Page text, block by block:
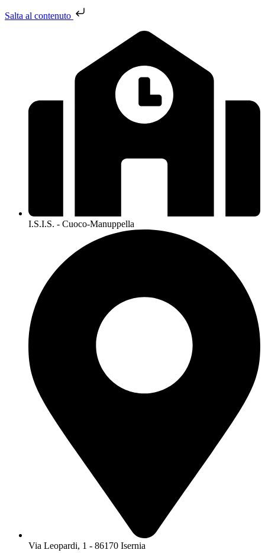
Salta al contenuto
I.S.I.S. - Cuoco-Manuppella
Via Leopardi, 1 - 86170 Isernia